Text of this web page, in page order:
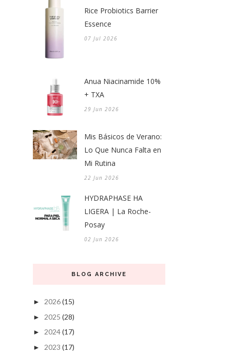
Rice Probiotics Barrier
Essence
07 Jul 2026
Anua Niacinamide 10%
+ TXA
29 Jun 2026
Mis Básicos de Verano:
Lo Que Nunca Falta en
Mi Rutina
22 Jun 2026
HYDRAPHASE HA
LIGERA | La Roche-
Posay
02 Jun 2026
BLOG ARCHIVE
► 2026(15)
► 2025 (28)
► 2024(17)
► 2023 (17)